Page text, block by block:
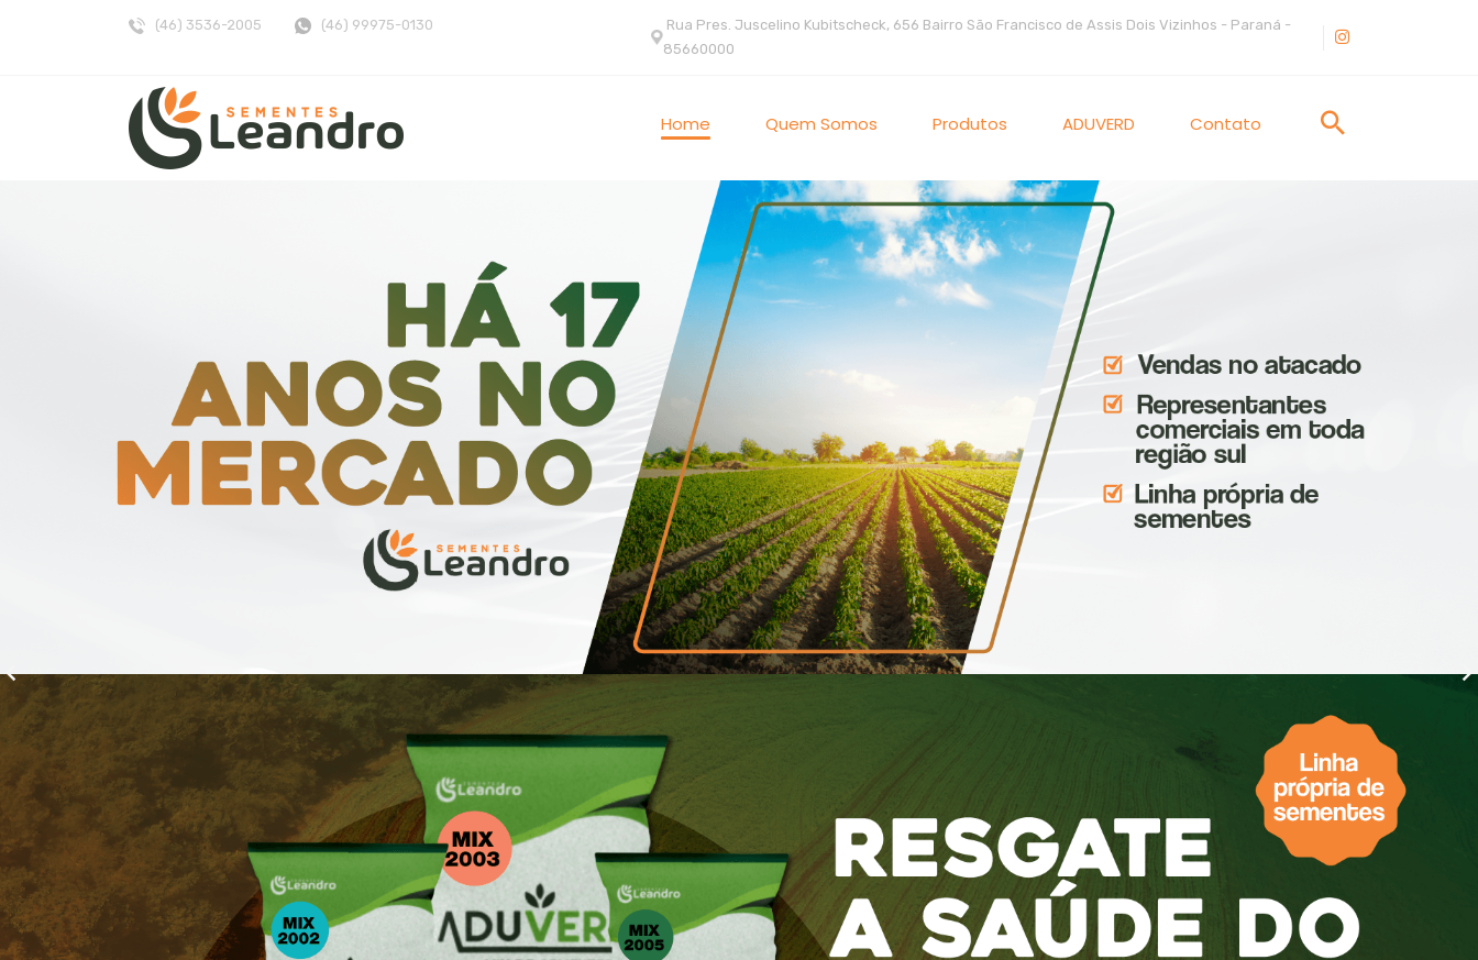
(46) 3536-2005 (46) 99975-0130
Rua Pres. Juscelino Kubitscheck, 656 Bairro São Francisco de Assis Dois Vizinhos - Paraná -
85660000
Home Quem Somos Produtos ADUVERD Contato